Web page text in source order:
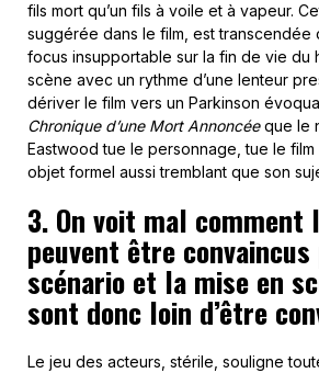
fils mort qu’un fils à voile et à vapeur.
suggérée dans le film, est transcendée
focus insupportable sur la fin de vie du
scène avec un rythme d’une lenteur
dériver le film vers un Parkinson
Chronique d’une Mort Annoncéeque le
Eastwood tue le personnage, tue le
objet formel aussi tremblant que son
3. On voit mal comment
peuvent être
scénario et la mise en
sont donc loin d’être
Le jeu des acteurs, stérile, souligne